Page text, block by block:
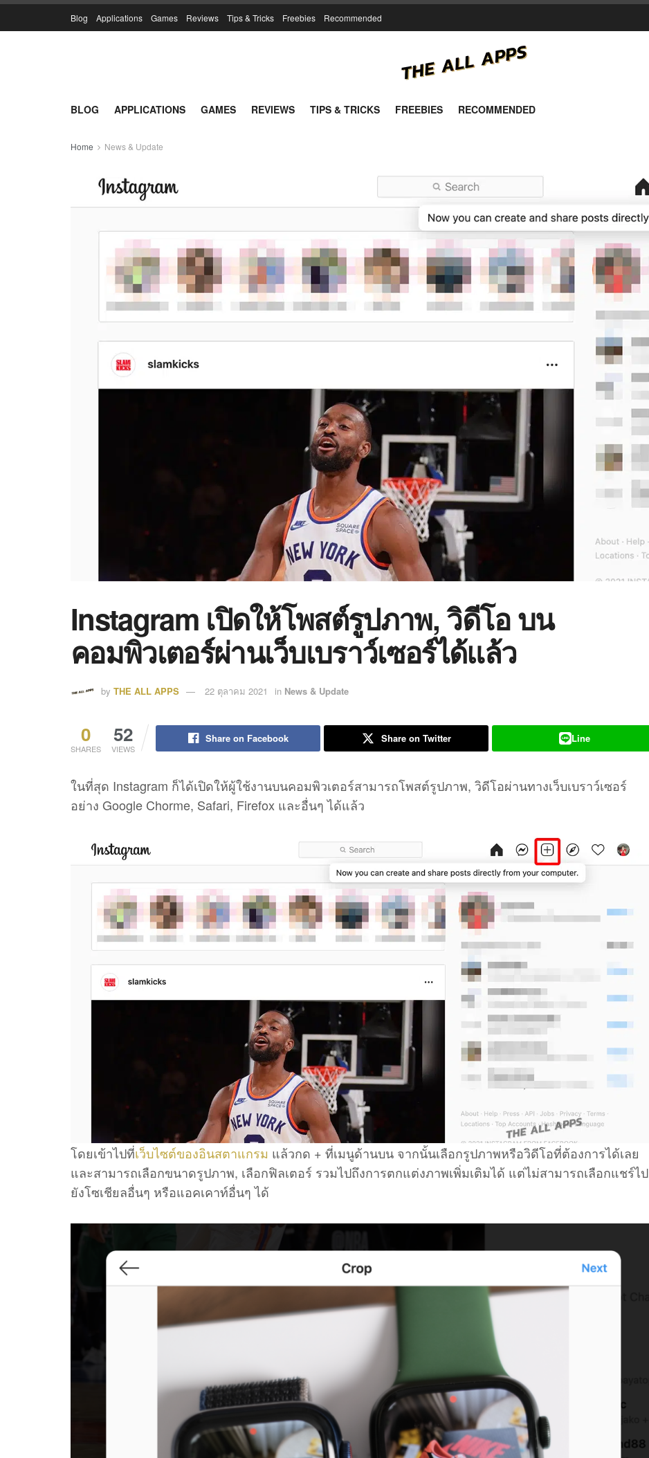
Blog Applications Games Reviews Tips & Tricks Freebies Recommended
BLOG APPLICATIONS GAMES REVIEWS TIPS & TRICKS FREEBIES RECOMMENDED
Home News & Update
Instagram เปิดให้โพสต์รูปภาพ, วิดีโอ บน
คอมพิวเตอร์ผ่านเว็บเบราว์เซอร์ได้แล้ว
by THE ALL APPS 22 ตุลาคม 2021 in News & Update
0
SHARES
52
VIEWS
Share on Facebook Share on Twitter Line
ในที่สุด Instagram ก็ได้เปิดให้ผู้ใช้งานบนคอมพิวเตอร์สามารถโพสต์รูปภาพ, วิดีโอผ่านทางเว็บเบราว์เซอร์
อย่าง Google Chorme, Safari, Firefox และอื่นๆ ได้แล้ว
โดยเข้าไปที่เว็บไซต์ของอินสตาแกรม แล้วกด + ที่เมนูด้านบน จากนั้นเลือกรูปภาพหรือวิดีโอที่ต้องการได้เลย
และสามารถเลือกขนาดรูปภาพ, เลือกฟิลเตอร์ รวมไปถึงการตกแต่งภาพเพิ่มเติมได้ แต่ไม่สามารถเลือกแชร์ไป
ยังโซเชียลอื่นๆ หรือแอคเคาท์อื่นๆ ได้